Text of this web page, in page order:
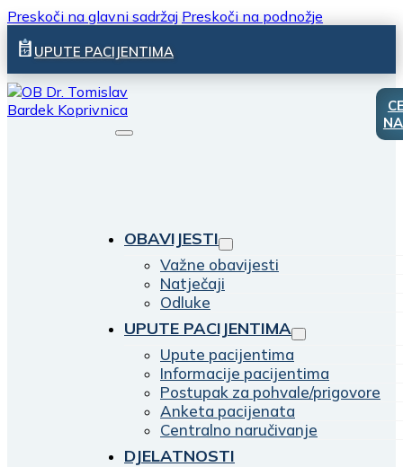
Preskoči na glavni sadržaj Preskoči na podnožje
UPUTE PACIJENTIMA
OBAVIJESTI
Važne obavijesti
Natječaji
Odluke
UPUTE PACIJENTIMA
Upute pacijentima
Informacije pacijentima
Postupak za pohvale/prigovore
Anketa pacijenata
Centralno naručivanje
DJELATNOSTI